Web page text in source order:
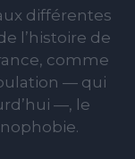
différentes
l’histoire de
comme
— qui
—, le